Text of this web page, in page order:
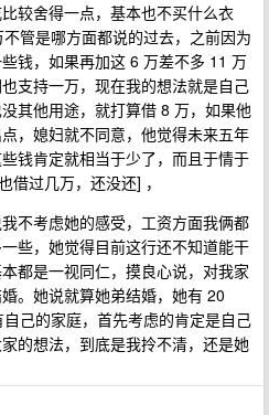
较舍得一点，基本也不买什么衣
管是哪方面都说的过去，之前因为
钱，如果再加这 6 万差不多 11 万
支持一万，现在我的想法就是自己
其他用途，就打算借 8 万，如果他
，媳妇就不同意，他觉得未来五年
钱肯定就相当于少了，而且于情于
借过几万，还没还] ，
不考虑她的感受，工资方面我俩都
些，她觉得目前这行还不知道能干
都是一视同仁，摸良心说，对我家
。她说就算她弟结婚，她有 20
己的家庭，首先考虑的肯定是自己
的想法，到底是我拎不清，还是她